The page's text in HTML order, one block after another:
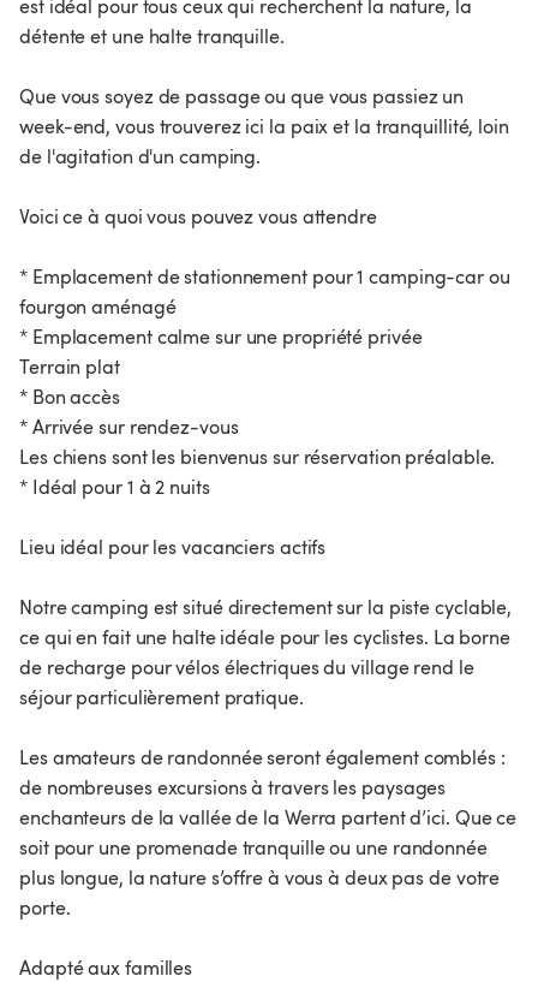
est idéal pour tous ceux qui recherchent la nature, la
détente et une halte tranquille.
Que vous soyez de passage ou que vous passiez un
week-end, vous trouverez ici la paix et la tranquillité, loin
de l'agitation d'un camping.
Voici ce à quoi vous pouvez vous attendre
* Emplacement de stationnement pour 1 camping-car ou
fourgon aménagé
* Emplacement calme sur une propriété privée
Terrain plat
* Bon accès
* Arrivée sur rendez-vous
Les chiens sont les bienvenus sur réservation préalable.
* Idéal pour 1 à 2 nuits
Lieu idéal pour les vacanciers actifs
Notre camping est situé directement sur la piste cyclable,
ce qui en fait une halte idéale pour les cyclistes. La borne
de recharge pour vélos électriques du village rend le
séjour particulièrement pratique.
Les amateurs de randonnée seront également comblés :
de nombreuses excursions à travers les paysages
enchanteurs de la vallée de la Werra partent d’ici. Que ce
soit pour une promenade tranquille ou une randonnée
plus longue, la nature s’offre à vous à deux pas de votre
porte.
Adapté aux familles